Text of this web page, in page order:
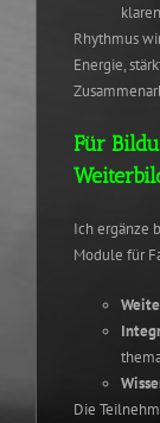
Rhythmus
Energie,
Für
Ich ergänze
Module für
Die